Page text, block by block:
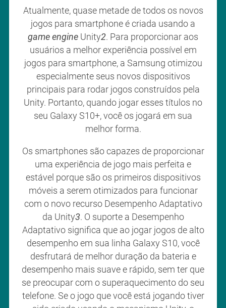
Atualmente, quase metade de todos os novos
jogos para smartphone é criada usando a
game engine Unity2. Para proporcionar aos
usuários a melhor experiência possível em
jogos para smartphone, a Samsung otimizou
especialmente seus novos dispositivos
principais para rodar jogos construídos pela
Unity. Portanto, quando jogar esses títulos no
seu Galaxy S10+, você os jogará em sua
melhor forma.
Os smartphones são capazes de proporcionar
uma experiência de jogo mais perfeita e
estável porque são os primeiros dispositivos
móveis a serem otimizados para funcionar
com o novo recurso Desempenho Adaptativo
da Unity3. O suporte a Desempenho
Adaptativo significa que ao jogar jogos de alto
desempenho em sua linha Galaxy S10, você
desfrutará de melhor duração da bateria e
desempenho mais suave e rápido, sem ter que
se preocupar com o superaquecimento do seu
telefone. Se o jogo que você está jogando tiver